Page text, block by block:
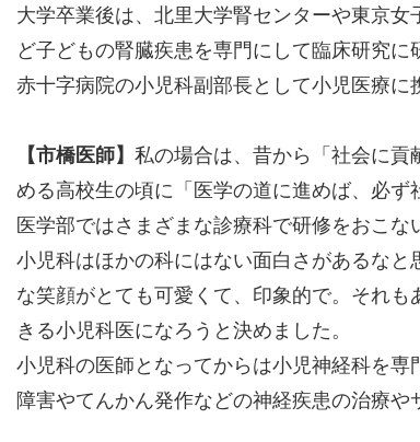
大学卒業後は、北里大学腎センターや東京
ど子どもの腎臓疾患を専門にして臨床研究
赤十字病院の小児科副部長として小児医療に
【市橋医師】 私の場合は、昔から「社会に
める高校生の頃に「医学の道に進めば、必ず
医学部ではさまざまな診療科で研修をおこ
小児科はほかの科にはない面白さがあるな
な笑顔がとても可愛くて、印象的で。それ
きる小児科医になろうと決めました。
小児科の医師となってからは小児神経科を
障害やてんかん発作などの神経疾患の治療や